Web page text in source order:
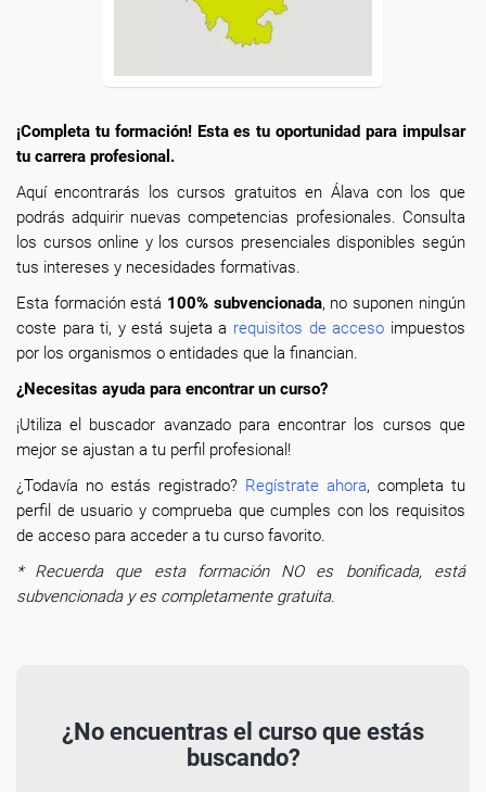
¡Completa tu formación! Esta es tu oportunidad para impulsar
tu carrera profesional.
Aquí encontrarás los cursos gratuitos en Álava con los que
podrás adquirir nuevas competencias profesionales. Consulta
los cursos online y los cursos presenciales disponibles según
tus intereses y necesidades formativas.
Esta formación está 100% subvencionada, no suponen ningún
coste para ti, y está sujeta a requisitos de acceso impuestos
por los organismos o entidades que la financian.
¿Necesitas ayuda para encontrar un curso?
¡Utiliza el buscador avanzado para encontrar los cursos que
mejor se ajustan a tu perfil profesional!
¿Todavía no estás registrado? Regístrate ahora, completa tu
perfil de usuario y comprueba que cumples con los requisitos
de acceso para acceder a tu curso favorito.
* Recuerda que esta formación NO es bonificada, está
subvencionada y es completamente gratuita.
¿No encuentras el curso que estás
buscando?